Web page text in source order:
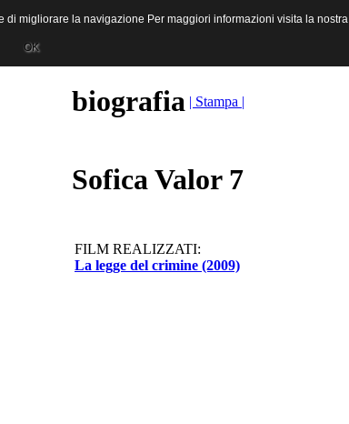
Audiovisive e Multimediali
biografia | Stampa |
Sofica Valor 7
FILM REALIZZATI:
La legge del crimine (2009)
di migliorare la navigazione Per maggiori informazioni visita la nostra
OK
di migliorare la navigazione Per maggiori informazioni visita la nostra
OK